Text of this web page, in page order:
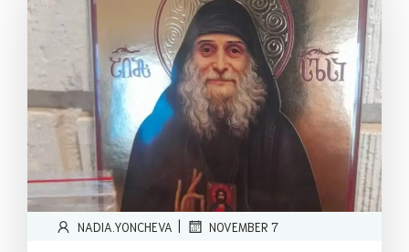
NADIA.YONCHEVA | NOVEMBER 7